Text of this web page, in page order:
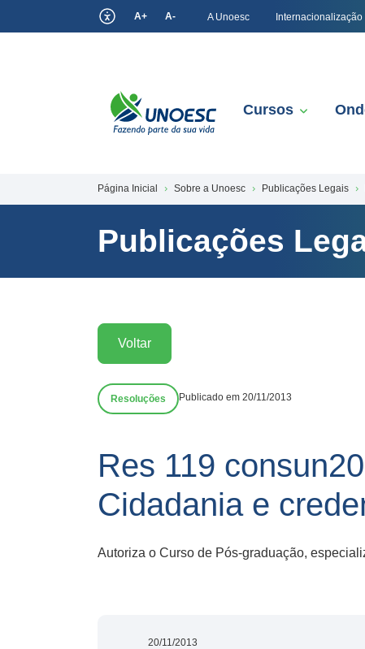
A+ A- A Unoesc Internacionalização
Cursos
Página Inicial Sobre a Unoesc Publicações Legais
Publicações
Voltar
Resoluções Publicado em 20/11/2013
Res 119
Cidadania e
Autoriza o Curso de Pós-graduação,
20/11/2013